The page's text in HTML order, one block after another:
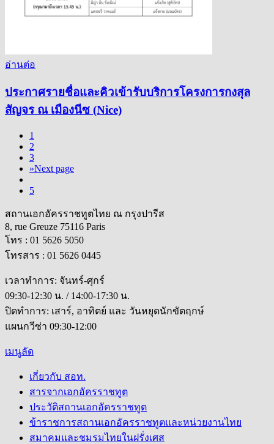
อ่านต่อ
ประกาศรายชื่อและคิวเข้ารับบริการโครงการกงสุล
สัญจร ณ เมืองนีซ (Nice)
1
2
3
»Next page
5
สถานเอกอัครราชทูตไทย ณ กรุงปารีส
8, rue Greuze 75116 Paris
โทร : 01 5626 5050
โทรสาร : 01 5626 0445
เวลาทำการ: จันทร์-ศุกร์
09:30-12:30 น. / 14:00-17:30 น.
ปิดทำการ: เสาร์, อาทิตย์ และ วันหยุดนักขัตฤกษ์
แผนกวีซ่า 09:30-12:00
เมนูลัด
เกี่ยวกับ สอท.
สารจากเอกอัครราชทูต
ประวัติสถานเอกอัครราชทูต
ข้าราชการสถานเอกอัครราชทูตและหน่วยงานไทย
สมาคมและชมรมไทยในฝรั่งเศส